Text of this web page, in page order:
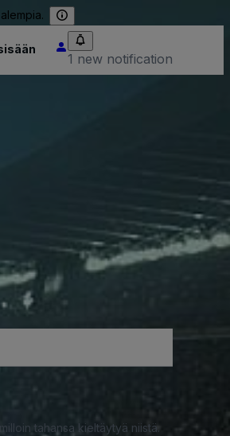
1 new notification
tahansa kieltäytyä niistä.